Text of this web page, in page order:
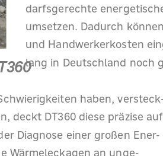
darfsgerechte
umsetzen. Dadurch
und Handwerkerkosten
lang in Deutschland noch
haben,
deckt DT360 diese präzise auf
Diagnose einer großen Ener-
Wärmeleckagen an unge-